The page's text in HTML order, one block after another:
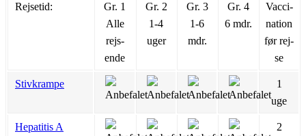
Rejsetid:
Gr. 1
Alle
rejs­
ende
Gr. 2
1-4
uger
Gr. 3
1-6
mdr.
Gr. 4
6 mdr.
Vac­ci­
na­tion
før rej­
se
Stivkrampe
1
uge
Hepatitis A
2